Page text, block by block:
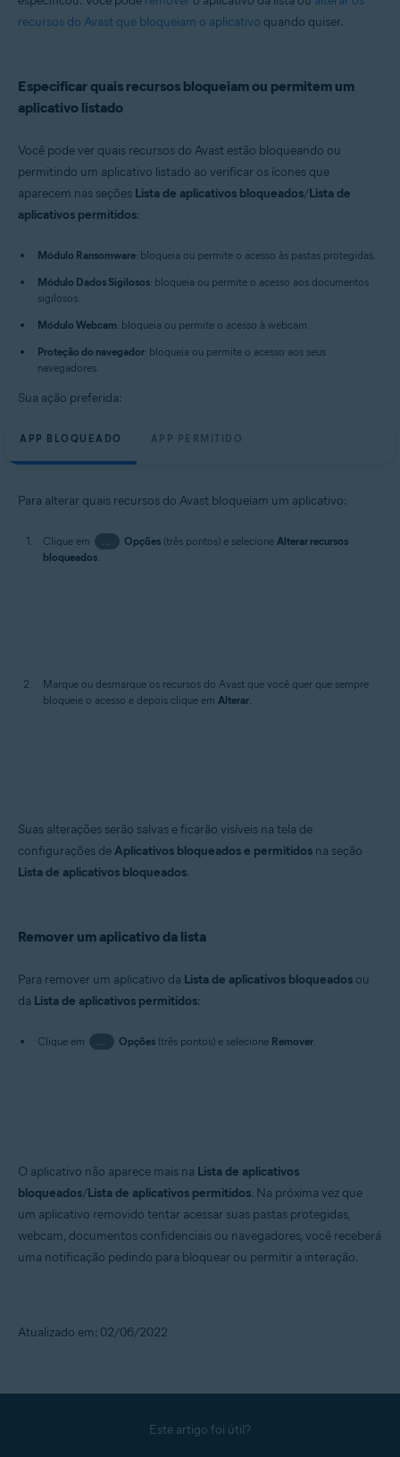
recursos do Avast que bloqueiam o aplicativo quando quiser.
Especificar quais recursos bloqueiam ou permitem um
aplicativo listado
Você pode ver quais recursos do Avast estão bloqueando ou
permitindo um aplicativo listado ao verificar os ícones que
aparecem nas seções Lista de aplicativos bloqueados/Lista de
aplicativos permitidos:
Módulo Ransomware: bloqueia ou permite o acesso às pastas protegidas.
Módulo Dados Sigilosos: bloqueia ou permite o acesso aos documentos
sigilosos.
Módulo Webcam: bloqueia ou permite o acesso à webcam.
Proteção do navegador: bloqueia ou permite o acesso aos seus
navegadores.
Sua ação preferida:
APP BLOQUEADO APP PERMITIDO
Para alterar quais recursos do Avast bloqueiam um aplicativo:
Clique em … Opções(três pontos) e selecione Alterar recursos
bloqueados.
Marque ou desmarque os recursos do Avast que você quer que sempre
bloqueie o acesso e depois clique em Alterar.
Suas alterações serão salvas e ficarão visíveis na tela de
configurações deAplicativos bloqueados e permitidos na seção
Lista de aplicativos bloqueados.
Remover um aplicativo da lista
Para remover um aplicativo da Lista de aplicativos bloqueados ou
da Lista de aplicativos permitidos:
Clique em … Opções(três pontos) e selecione Remover.
O aplicativo não aparece mais na Lista de aplicativos
bloqueados/Lista de aplicativos permitidos. Na próxima vez que
um aplicativo removido tentar acessar suas pastas protegidas,
webcam, documentos confidenciais ou navegadores, você receberá
uma notificação pedindo para bloquear ou permitir a interação.
Atualizado em: 02/06/2022
Este artigo foi útil?